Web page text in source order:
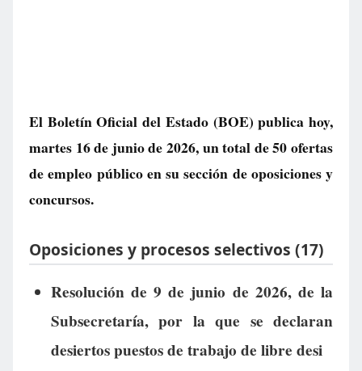
El Boletín Oficial del Estado (BOE) publica hoy,
martes 16 de junio de 2026, un total de50 ofertas
de empleo públicoen su sección de oposiciones y
concursos.
Oposiciones y procesos selectivos (17)
Resolución de 9 de junio de 2026, de la
Subsecretaría, por la que se declaran
desiertos puestos de trabajo de libre desi